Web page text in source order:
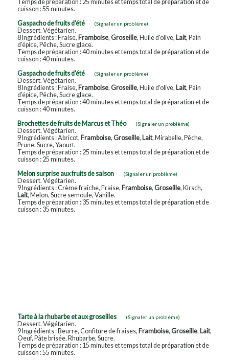
Temps de préparation : 25 minutes et temps total de préparation et de
cuisson : 55 minutes.
Gaspacho de fruits d'été
(Signaler un problème)
Dessert. Végétarien.
8 Ingrédients : Fraise, Framboise, Groseille, Huile d'olive, Lait, Pain
d'épice, Pêche, Sucre glace.
Temps de préparation : 40 minutes et temps total de préparation et de
cuisson : 40 minutes.
Gaspacho de fruits d'été
(Signaler un problème)
Dessert. Végétarien.
8 Ingrédients : Fraise, Framboise, Groseille, Huile d'olive, Lait, Pain
d'épice, Pêche, Sucre glace.
Temps de préparation : 40 minutes et temps total de préparation et de
cuisson : 40 minutes.
Brochettes de fruits de Marcus et Théo
(Signaler un problème)
Dessert. Végétarien.
9 Ingrédients : Abricot, Framboise, Groseille, Lait, Mirabelle, Pêche,
Prune, Sucre, Yaourt.
Temps de préparation : 25 minutes et temps total de préparation et de
cuisson : 25 minutes.
Melon surprise aux fruits de saison
(Signaler un problème)
Dessert. Végétarien.
9 Ingrédients : Crème fraîche, Fraise, Framboise, Groseille, Kirsch,
Lait, Melon, Sucre semoule, Vanille.
Temps de préparation : 35 minutes et temps total de préparation et de
cuisson : 35 minutes.
Tarte à la rhubarbe et aux groseilles (Signaler un problème)
Dessert. Végétarien.
9 Ingrédients : Beurre, Confiture de fraises, Framboise, Groseille, Lait,
Oeuf, Pâte brisée, Rhubarbe, Sucre.
Temps de préparation : 15 minutes et temps total de préparation et de
cuisson : 55 minutes.